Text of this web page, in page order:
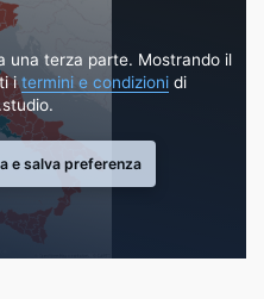
una terza parte. Mostrando il
itermini e condizioni di
e salva preferenza